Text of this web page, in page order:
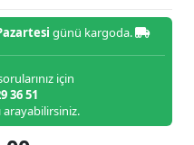
günü kargoda.
için
36 51
arayabilirsiniz.